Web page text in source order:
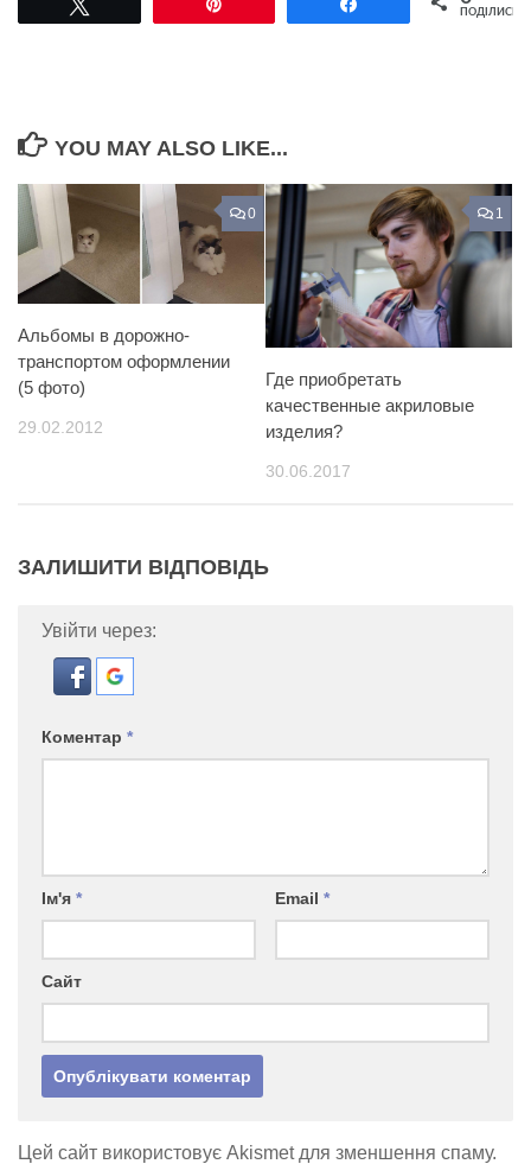
Поділитися
ПОДІЛИСЬ
YOU MAY ALSO LIKE...
0
Альбомы в дорожно-
транспортом оформлении
(5 фото)
29.02.2012
1
Где приобретать
качественные акриловые
изделия?
30.06.2017
ЗАЛИШИТИ ВІДПОВІДЬ
Увійти через:
Коментар *
Ім'я * Email *
Сайт
Цей сайт використовує Akismet для зменшення спаму.